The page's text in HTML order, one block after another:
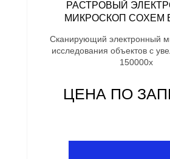
РАСТРОВЫЙ
МИКРОСКОП COXEM
Сканирующий электронный
исследования объектов с
150000х
ЦЕНА ПО